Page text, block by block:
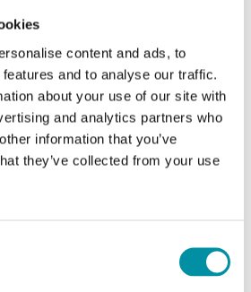
content and ads, to
and to analyse our traffic.
about your use of our site with
and analytics partners who
information that you’ve
they’ve collected from your use
Morsetto a vite
1.5 mm²